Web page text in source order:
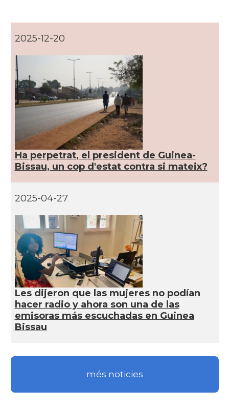
2025-12-20
Ha perpetrat, el president de Guinea-
Bissau, un cop d'estat contra si mateix?
2025-04-27
Les dijeron que las mujeres no podían
hacer radio y ahora son una de las
emisoras más escuchadas en Guinea
Bissau
més noticies